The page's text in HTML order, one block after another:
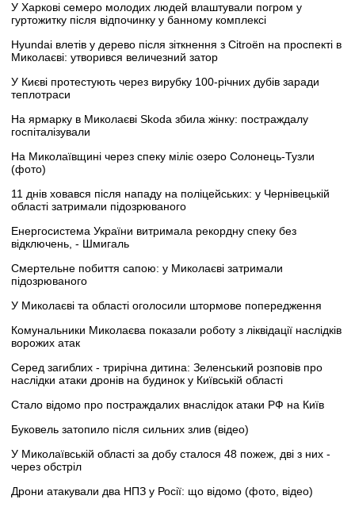
У Харкові семеро молодих людей влаштували погром у
гуртожитку після відпочинку у банному комплексі
Hyundai влетів у дерево після зіткнення з Citroën на проспекті в
Миколаєві: утворився величезний затор
У Києві протестують через вирубку 100-річних дубів заради
теплотраси
На ярмарку в Миколаєві Skoda збила жінку: постраждалу
госпіталізували
На Миколаївщині через спеку міліє озеро Солонець-Тузли
(фото)
11 днів ховався після нападу на поліцейських: у Чернівецькій
області затримали підозрюваного
Енергосистема України витримала рекордну спеку без
відключень, - Шмигаль
Смертельне побиття сапою: у Миколаєві затримали
підозрюваного
У Миколаєві та області оголосили штормове попередження
Комунальники Миколаєва показали роботу з ліквідації наслідків
ворожих атак
Серед загиблих - трирічна дитина: Зеленський розповів про
наслідки атаки дронів на будинок у Київській області
Стало відомо про постраждалих внаслідок атаки РФ на Київ
Буковель затопило після сильних злив (відео)
У Миколаївській області за добу сталося 48 пожеж, дві з них -
через обстріл
Дрони атакували два НПЗ у Росії: що відомо (фото, відео)